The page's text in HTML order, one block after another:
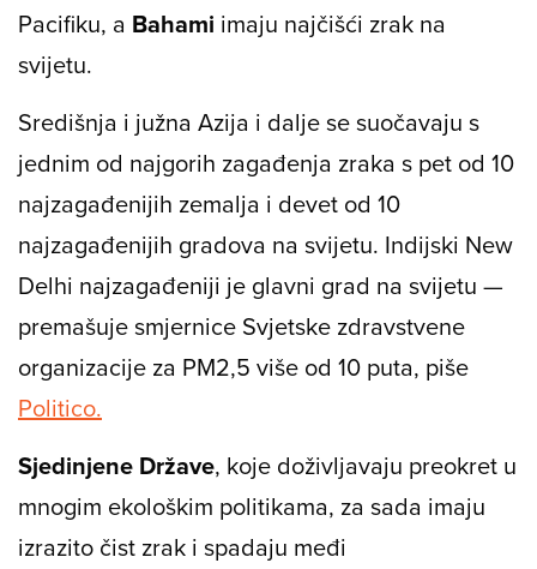
Pacifiku, a Bahami imaju najčišći zrak na
svijetu.
Središnja i južna Azija i dalje se suočavaju s
jednim od najgorih zagađenja zraka s pet od 10
najzagađenijih zemalja i devet od 10
najzagađenijih gradova na svijetu. Indijski New
Delhi najzagađeniji je glavni grad na svijetu —
premašuje smjernice Svjetske zdravstvene
organizacije za PM2,5 više od 10 puta, piše
Politico.
Sjedinjene Države, koje doživljavaju preokret u
mnogim ekološkim politikama, za sada imaju
izrazito čist zrak i spadaju međi